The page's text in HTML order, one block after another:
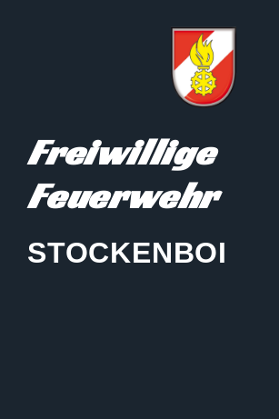
Freiwillige
Feuerwehr
STOCKENBOI